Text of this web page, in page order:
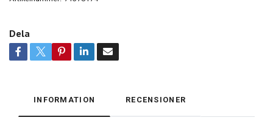
Dela
INFORMATION RECENSIONER